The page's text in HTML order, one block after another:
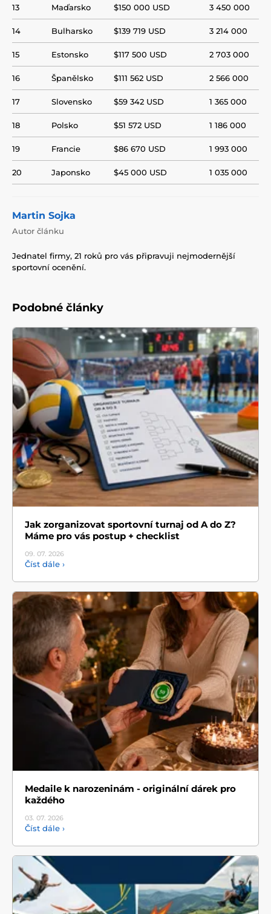
13 Maďarsko $150 000 USD 3 450 000
14 Bulharsko $139 719 USD 3 214 000
15 Estonsko $117 500 USD 2 703 000
16 Španělsko $111 562 USD 2 566 000
17 Slovensko $59 342 USD 1 365 000
18 Polsko $51 572 USD 1 186 000
19 Francie $86 670 USD 1 993 000
20 Japonsko $45 000 USD 1 035 000
Martin Sojka
Autor článku
Jednatel firmy, 21 roků pro vás připravuji nejmodernější
sportovní ocenění.
Podobné články
Jak zorganizovat sportovní turnaj od A do Z?
Máme pro vás postup + checklist
09. 07. 2026
Číst dále ›
Medaile k narozeninám - originální dárek pro
každého
03. 07. 2026
Číst dále ›